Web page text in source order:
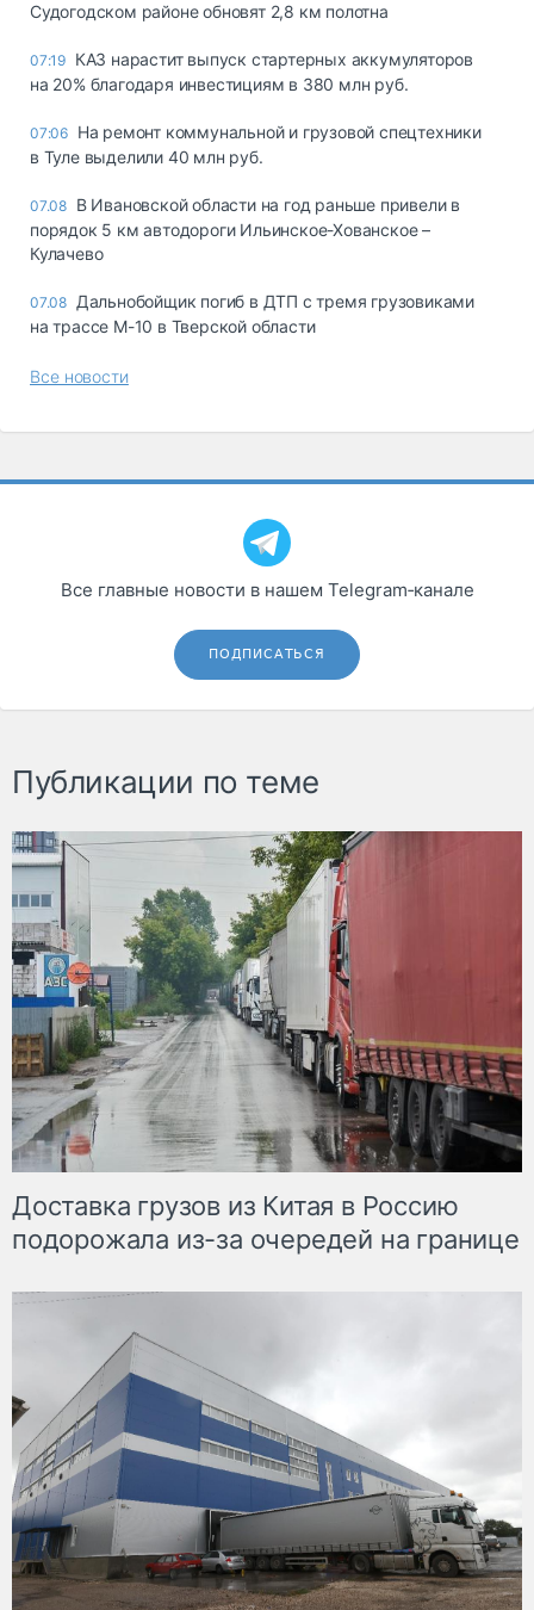
Судогодском районе обновят 2,8 км полотна
07:19 КАЗ нарастит выпуск стартерных аккумуляторов
на 20% благодаря инвестициям в 380 млн руб.
07:06 На ремонт коммунальной и грузовой спецтехники
в Туле выделили 40 млн руб.
07.08 В Ивановской области на год раньше привели в
порядок 5 км автодороги Ильинское-Хованское –
Кулачево
07.08 Дальнобойщик погиб в ДТП с тремя грузовиками
на трассе М-10 в Тверской области
Все новости
Все главные новости в нашем Telegram‑канале
ПОДПИСАТЬСЯ
Публикации по теме
Доставка грузов из Китая в Россию
подорожала из-за очередей на границе